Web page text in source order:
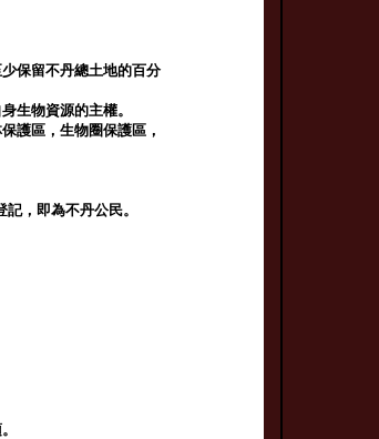
保留不丹總土地的百分
生物資源的主權。
護區，生物圈保護區，
，即為不丹公民。